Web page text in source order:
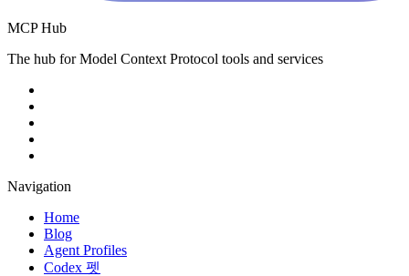
MCP Hub
The hub for Model Context Protocol tools and services
Navigation
Home
Blog
Agent Profiles
Codex 펫